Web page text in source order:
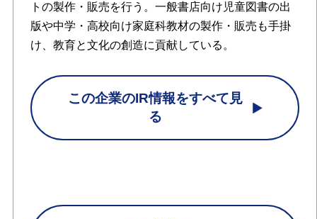
トの製作・販売を行う。一般書店向け児童図書の出
版や中学・高校向け家庭科教材の製作・販売も手掛
け、教育と文化の創造に貢献している。
この企業のIR情報をすべて見
る